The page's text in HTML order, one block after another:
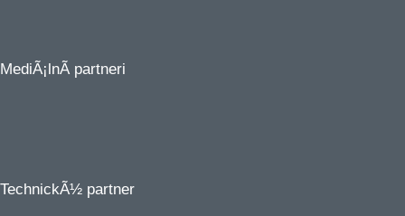
MediÃ¡lnÃ­ partneri
TechnickÃ½ partner